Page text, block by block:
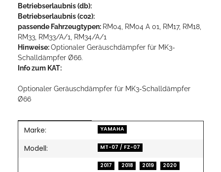
Betriebserlaubnis (db):
Betriebserlaubnis (co2):
passende Fahrzeugtypen: RM04, RM04 A 01, RM17, RM18,
RM33, RM33/A/1, RM34/A/1
Hinweise:Optionaler Geräuschdämpfer für MK3-
Schalldämpfer Ø66.
Info zum KAT:
Optionaler Geräuschdämpfer für MK3-Schalldämpfer
Ø66
Produkteigenschaft
Wert
Marke: YAMAHA
Modell: MT-07 / FZ-07
2017 2018 2019
2020